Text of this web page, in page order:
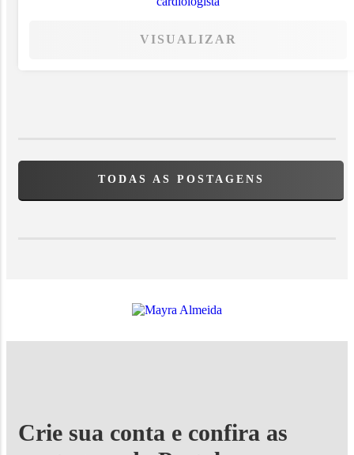
VISUALIZAR
TODAS AS POSTAGENS
Crie sua conta e confira as